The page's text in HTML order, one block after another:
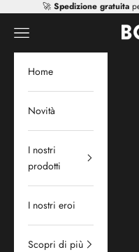
Vai al contenuto
🚀 Spedizione gratuita
Mr
Apri il menu di navigazione
Home
Novità
I nostri
prodotti
I nostri eroi
Scopri di più